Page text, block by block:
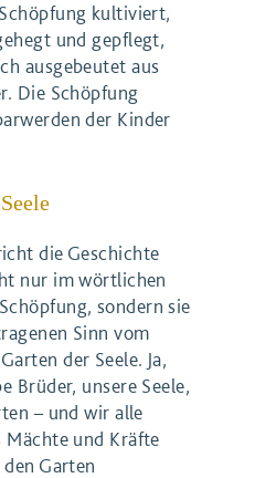
kultiviert,
und gepflegt,
ausgebeutet aus
Die Schöpfung
der Kinder
die Geschichte
nur im wörtlichen
sondern sie
Sinn vom
der Seele. Ja,
Brüder, unsere Seele,
– und wir alle
Mächte und Kräfte
Garten